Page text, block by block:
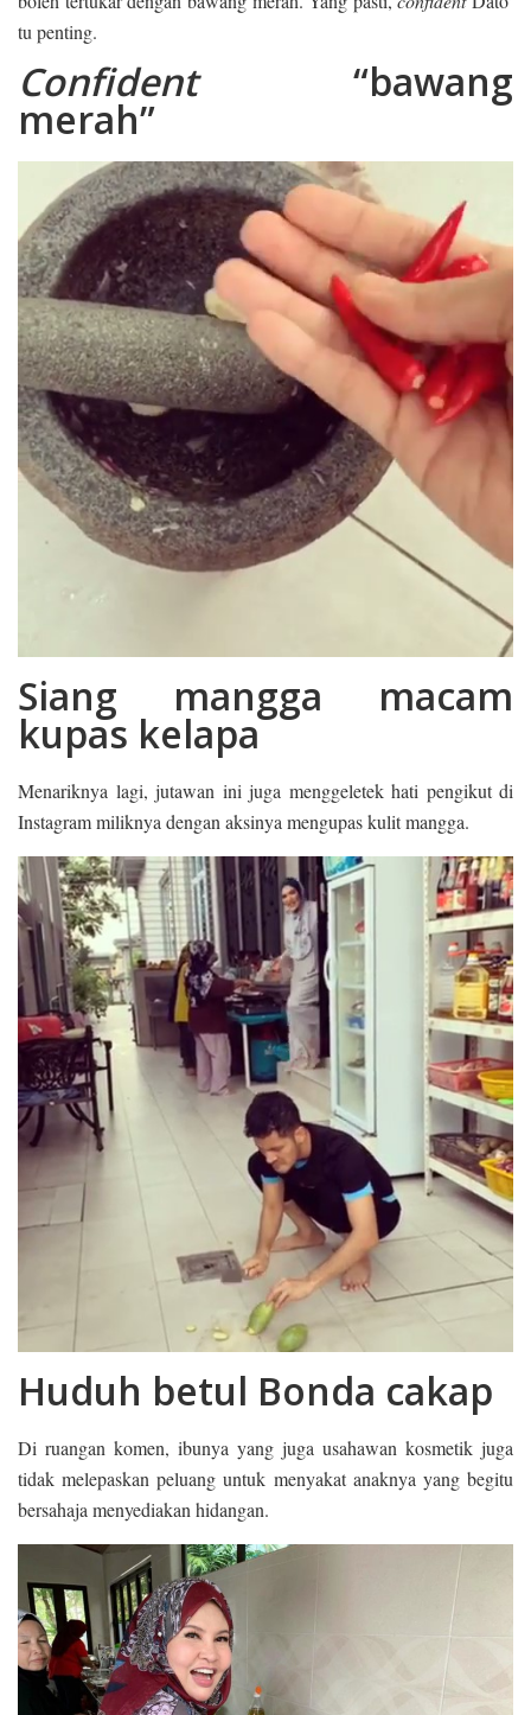
tu penting.
Confident“bawang
merah”
Siang mangga macam
kupas kelapa
Menariknya lagi, jutawan ini juga menggeletek hati pengikut di
Instagram miliknya dengan aksinya mengupas kulit mangga.
Huduh betul Bonda cakap
Di ruangan komen, ibunya yang juga usahawan kosmetik juga
tidak melepaskan peluang untuk menyakat anaknya yang begitu
bersahaja menyediakan hidangan.